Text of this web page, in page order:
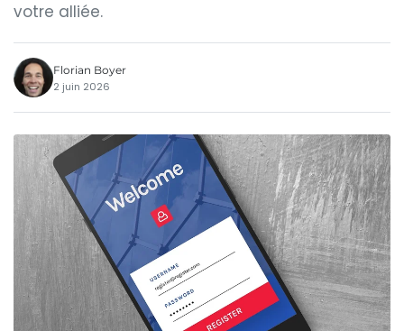
votre alliée.
Florian Boyer
2 juin 2026